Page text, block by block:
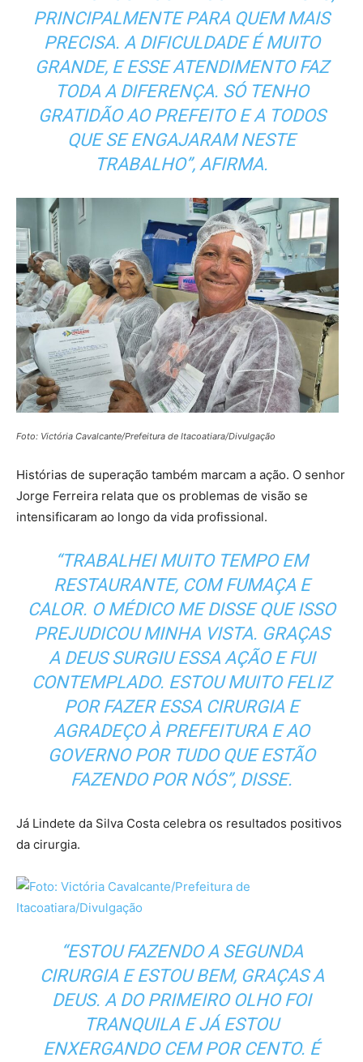
PRINCIPALMENTE PARA QUEM MAIS
PRECISA. A DIFICULDADE É MUITO
GRANDE, E ESSE ATENDIMENTO FAZ
TODA A DIFERENÇA. SÓ TENHO
GRATIDÃO AO PREFEITO E A TODOS
QUE SE ENGAJARAM NESTE
TRABALHO”, AFIRMA.
Foto: Victória Cavalcante/Prefeitura de Itacoatiara/Divulgação
Histórias de superação também marcam a ação. O senhor
Jorge Ferreira relata que os problemas de visão se
intensificaram ao longo da vida profissional.
“TRABALHEI MUITO TEMPO EM
RESTAURANTE, COM FUMAÇA E
CALOR. O MÉDICO ME DISSE QUE ISSO
PREJUDICOU MINHA VISTA. GRAÇAS
A DEUS SURGIU ESSA AÇÃO E FUI
CONTEMPLADO. ESTOU MUITO FELIZ
POR FAZER ESSA CIRURGIA E
AGRADEÇO À PREFEITURA E AO
GOVERNO POR TUDO QUE ESTÃO
FAZENDO POR NÓS”, DISSE.
Já Lindete da Silva Costa celebra os resultados positivos
da cirurgia.
“ESTOU FAZENDO A SEGUNDA
CIRURGIA E ESTOU BEM, GRAÇAS A
DEUS. A DO PRIMEIRO OLHO FOI
TRANQUILA E JÁ ESTOU
ENXERGANDO CEM POR CENTO. É